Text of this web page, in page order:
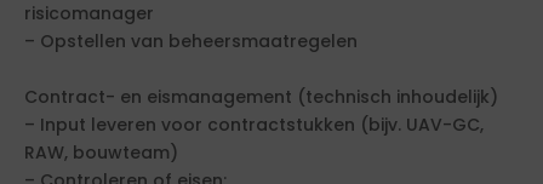
risicomanager
– Opstellen van beheersmaatregelen
Contract- en eismanagement (technisch inhoudelijk)
– Input leveren voor contractstukken (bijv. UAV-GC,
RAW, bouwteam)